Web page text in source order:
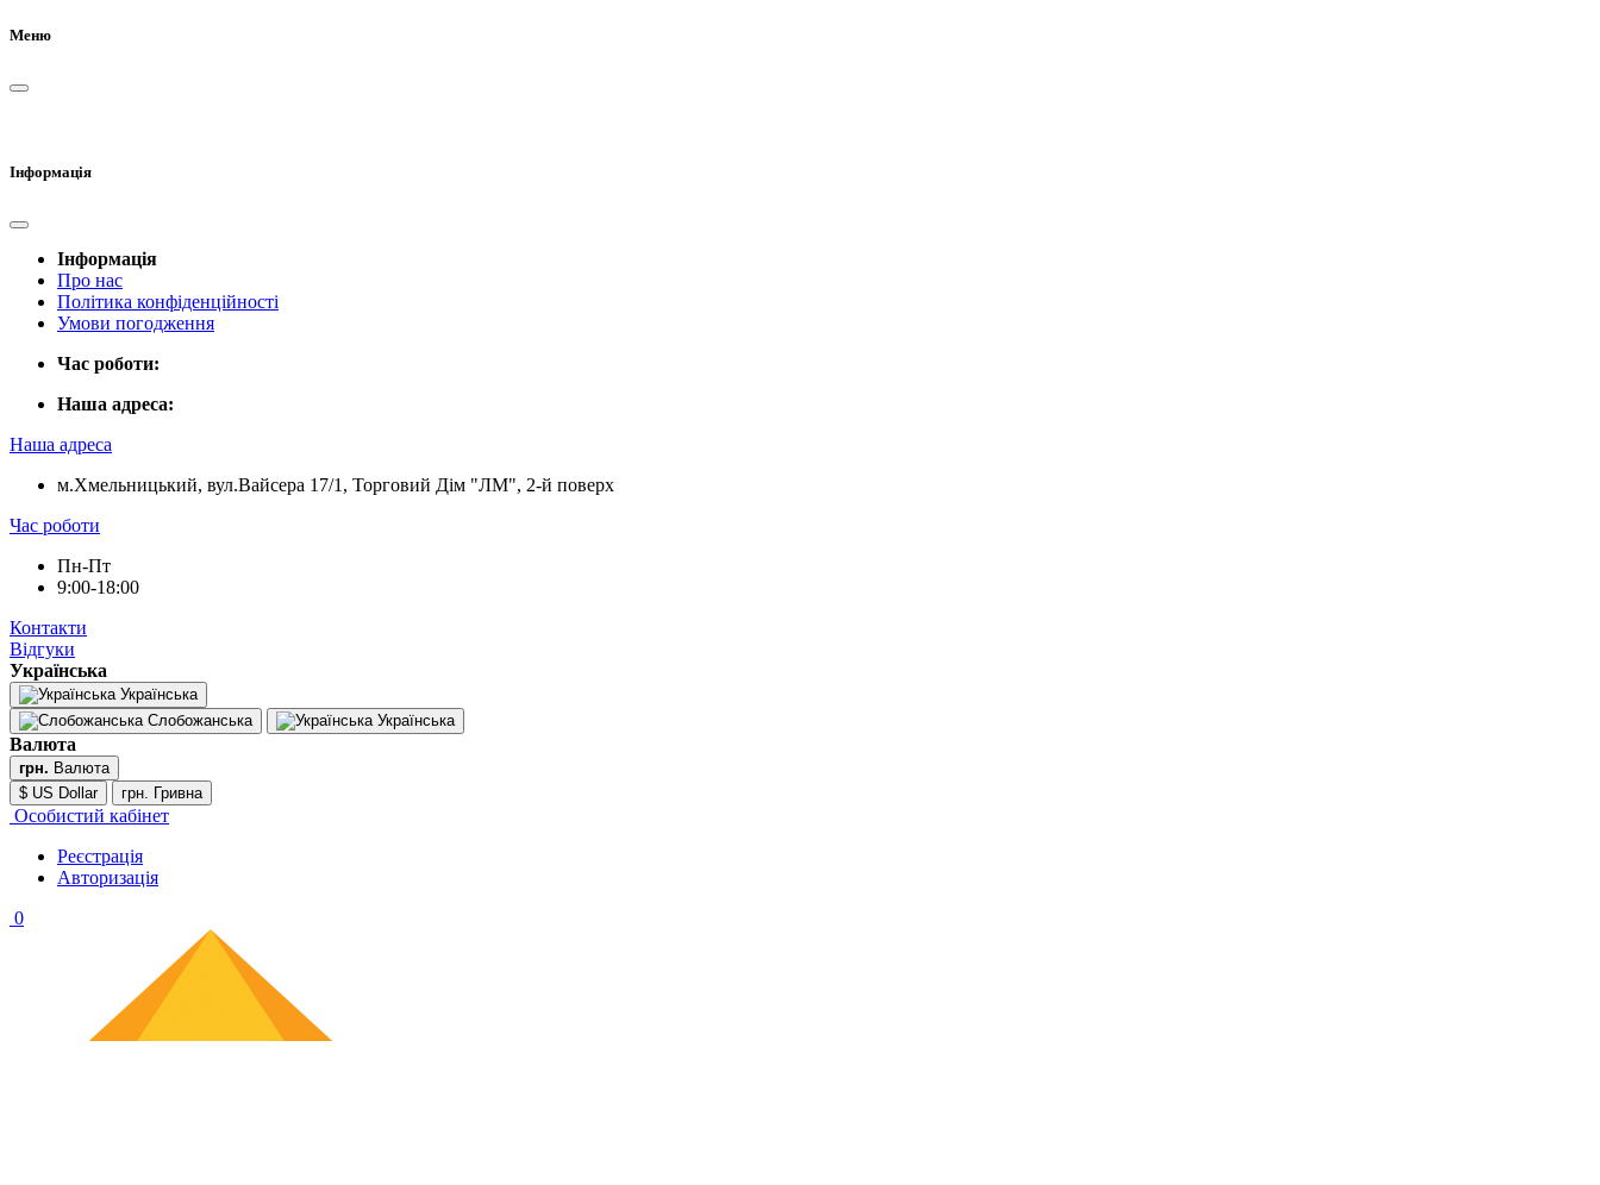
Меню
Інформація
Інформація
Про нас
Політика конфіденційності
Умови погодження
Час роботи:
Наша адреса:
Наша адреса
м.Хмельницький, вул.Вайсера 17/1, Торговий Дім "ЛМ", 2-й поверх
Час роботи
Пн-Пт
9:00-18:00
Контакти
Відгуки
Українська
Українська
Слобожанська
Українська
Валюта
грн. Валюта
$ US Dollar
грн. Гривна
Особистий кабінет
Реєстрація
Авторизація
0